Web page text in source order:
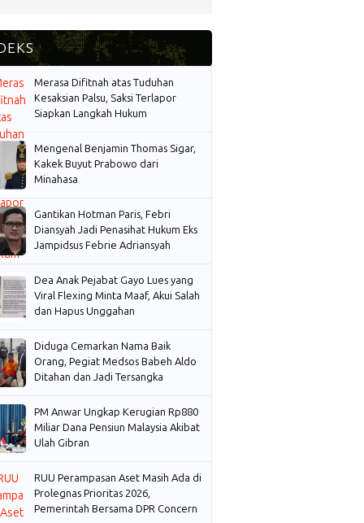
Merasa Difitnah atas Tuduhan
Kesaksian Palsu, Saksi Terlapor
Siapkan Langkah Hukum
Mengenal Benjamin Thomas Sigar,
Kakek Buyut Prabowo dari
Minahasa
Gantikan Hotman Paris, Febri
Diansyah Jadi Penasihat Hukum Eks
Jampidsus Febrie Adriansyah
Dea Anak Pejabat Gayo Lues yang
Viral Flexing Minta Maaf, Akui Salah
dan Hapus Unggahan
Diduga Cemarkan Nama Baik
Orang, Pegiat Medsos Babeh Aldo
Ditahan dan Jadi Tersangka
PM Anwar Ungkap Kerugian Rp880
Miliar Dana Pensiun Malaysia Akibat
Ulah Gibran
RUU Perampasan Aset Masih Ada di
Prolegnas Prioritas 2026,
Pemerintah Bersama DPR Concern